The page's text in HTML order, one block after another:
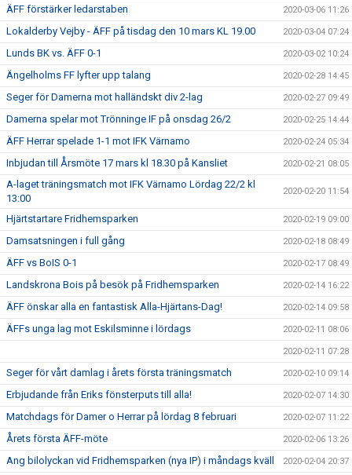
ÄFF förstärker ledarstaben 2020-03-06 11:26
Lokalderby Vejby - ÄFF på tisdag den 10 mars KL 19.00 2020-03-04 07:24
Lunds BK vs. ÄFF 0-1 2020-03-02 10:24
Ängelholms FF lyfter upp talang 2020-02-28 14:45
Seger för Damerna mot halländskt div 2-lag 2020-02-27 09:49
Damerna spelar mot Trönninge IF på onsdag 26/2 2020-02-25 14:44
ÄFF Herrar spelade 1-1 mot IFK Värnamo 2020-02-24 05:34
Inbjudan till Årsmöte 17 mars kl 18.30 på Kansliet 2020-02-21 08:05
A-laget träningsmatch mot IFK Värnamo Lördag 22/2 kl
13:00
2020-02-20 11:54
Hjärtstartare Fridhemsparken 2020-02-19 09:00
Damsatsningen i full gång 2020-02-18 08:49
ÄFF vs BoIS 0-1 2020-02-17 08:49
Landskrona Bois på besök på Fridhemsparken 2020-02-14 16:22
ÄFF önskar alla en fantastisk Alla-Hjärtans-Dag! 2020-02-14 09:58
ÄFFs unga lag mot Eskilsminne i lördags 2020-02-11 08:06
2020-02-11 07:28
Seger för vårt damlag i årets första träningsmatch 2020-02-10 09:14
Erbjudande från Eriks fönsterputs till alla! 2020-02-07 14:30
Matchdags för Damer o Herrar på lördag 8 februari 2020-02-07 11:22
Årets första ÄFF-möte 2020-02-06 13:26
Ang bilolyckan vid Fridhemsparken (nya IP) i måndags kväll 2020-02-04 20:37